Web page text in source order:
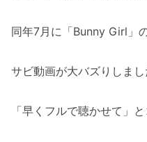
同年7月に「Bunny Girl」
サビ動画が大バズりしまし
「早くフルで聴かせて」